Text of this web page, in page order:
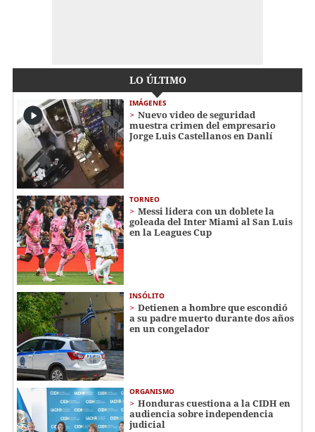
LO ÚLTIMO
IMÁGENES
Nuevo video de seguridad
muestra crimen del empresario
Jorge Luis Castellanos en Danlí
TORNEO
Messi lidera con un doblete la
goleada del Inter Miami al San Luis
en la Leagues Cup
INSÓLITO
Detienen a hombre que escondió
a su padre muerto durante dos años
en un congelador
ORGANISMO
Honduras cuestiona a la CIDH en
audiencia sobre independencia
judicial